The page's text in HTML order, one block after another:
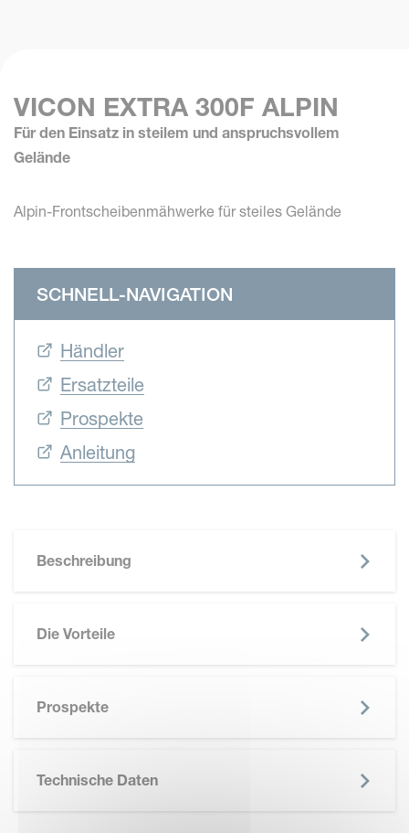
VICON EXTRA 300F ALPIN
Für den Einsatz in steilem und anspruchsvollem
Gelände
Alpin-Frontscheibenmähwerke für steiles Gelände
SCHNELL-NAVIGATION
Händler
Ersatzteile
Prospekte
Anleitung
Beschreibung
Die Vorteile
Prospekte
Technische Daten